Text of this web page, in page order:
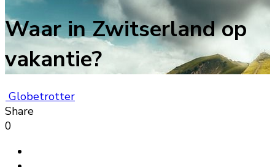
Waar in Zwitserland op
vakantie?
Globetrotter
Share
0